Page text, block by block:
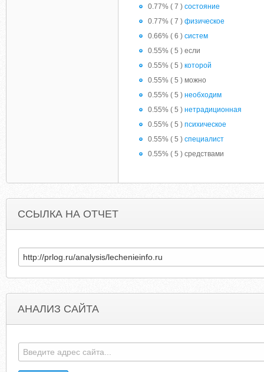
0.77% ( 7 ) состояние
0.77% ( 7 ) физическое
0.66% ( 6 ) систем
0.55% ( 5 ) если
0.55% ( 5 ) которой
0.55% ( 5 ) можно
0.55% ( 5 ) необходим
0.55% ( 5 ) нетрадиционная
0.55% ( 5 ) психическое
0.55% ( 5 ) специалист
0.55% ( 5 ) средствами
ССЫЛКА НА ОТЧЕТ
АНАЛИЗ САЙТА